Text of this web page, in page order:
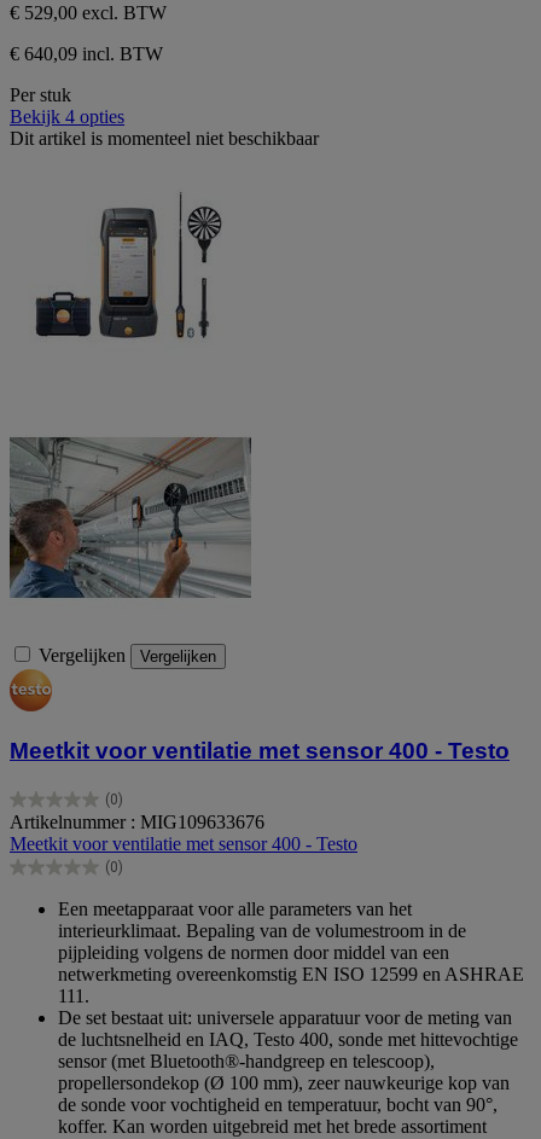
€ 529,00 excl. BTW
€ 640,09 incl. BTW
Per stuk
Bekijk 4 opties
Dit artikel is momenteel niet beschikbaar
Vergelijken Vergelijken
Meetkit voor ventilatie met sensor 400 - Testo
(0)
0.0
van
de
5
Artikelnummer : MIG109633676
Meetkit voor ventilatie met sensor 400 - Testo
(0)
0.0
sterren.
Een meetapparaat voor alle parameters van het
interieurklimaat. Bepaling van de volumestroom in de
pijpleiding volgens de normen door middel van een
netwerkmeting overeenkomstig EN ISO 12599 en ASHRAE
111.
De set bestaat uit: universele apparatuur voor de meting van
de luchtsnelheid en IAQ, Testo 400, sonde met hittevochtige
sensor (met Bluetooth®-handgreep en telescoop),
propellersondekop (Ø 100 mm), zeer nauwkeurige kop van
de sonde voor vochtigheid en temperatuur, bocht van 90°,
koffer. Kan worden uitgebreid met het brede assortiment